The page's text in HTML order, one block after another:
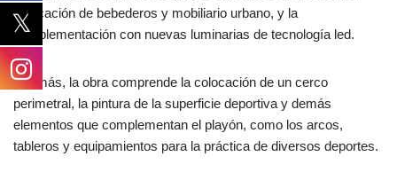
colocación de bebederos y mobiliario urbano, y la
complementación con nuevas luminarias de tecnología led.
Además, la obra comprende la colocación de un cerco
perimetral, la pintura de la superficie deportiva y demás
elementos que complementan el playón, como los arcos,
tableros y equipamientos para la práctica de diversos deportes.